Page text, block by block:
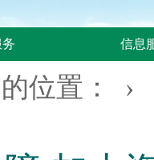
信息
的位置：